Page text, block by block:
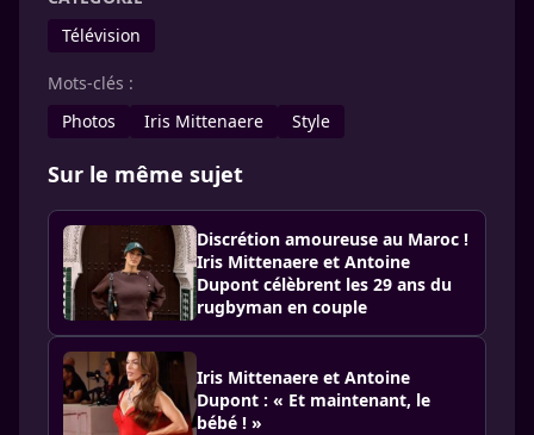
Télévision
Mots-clés :
Photos
Iris Mittenaere Style
Sur le même sujet
Discrétion amoureuse au Maroc !
Iris Mittenaere et Antoine
Dupont célèbrent les 29 ans du
rugbyman en couple
Iris Mittenaere et Antoine
Dupont : « Et maintenant, le
bébé ! »